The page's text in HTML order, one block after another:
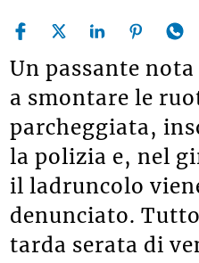
Un passante
a smontare le
parcheggiata,
la polizia e, nel
il ladruncolo
denunciato.
tarda serata di